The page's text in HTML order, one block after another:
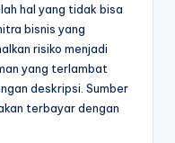
hal yang tidak bisa
bisnis yang
risiko menjadi
yang terlambat
deskripsi. Sumber
terbayar dengan